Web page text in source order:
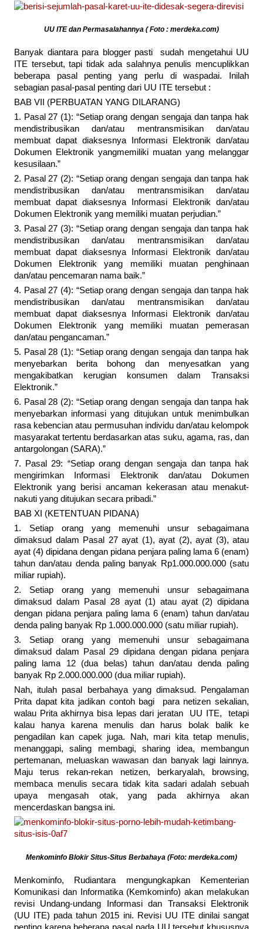
UU ITE dan Permasalahannya ( Foto : merdeka.com)
Banyak diantara para blogger pasti sudah mengetahui UU
ITE tersebut, tapi tidak ada salahnya penulis mencuplikkan
beberapa pasal penting yang perlu di waspadai. Inilah
sebagian pasal-pasal penting dari UU ITE tersebut :
BAB VII (PERBUATAN YANG DILARANG)
1. Pasal 27 (1): “Setiap orang dengan sengaja dan tanpa hak
mendistribusikan dan/atau mentransmisikan dan/atau
membuat dapat diaksesnya Informasi Elektronik dan/atau
Dokumen Elektronik yangmemiliki muatan yang melanggar
kesusilaan.”
2. Pasal 27 (2): “Setiap orang dengan sengaja dan tanpa hak
mendistribusikan dan/atau mentransmisikan dan/atau
membuat dapat diaksesnya Informasi Elektronik dan/atau
Dokumen Elektronik yang memiliki muatan perjudian.”
3. Pasal 27 (3): “Setiap orang dengan sengaja dan tanpa hak
mendistribusikan dan/atau mentransmisikan dan/atau
membuat dapat diaksesnya Informasi Elektronik dan/atau
Dokumen Elektronik yang memiliki muatan penghinaan
dan/atau pencemaran nama baik.”
4. Pasal 27 (4): “Setiap orang dengan sengaja dan tanpa hak
mendistribusikan dan/atau mentransmisikan dan/atau
membuat dapat diaksesnya Informasi Elektronik dan/atau
Dokumen Elektronik yang memiliki muatan pemerasan
dan/atau pengancaman.”
5. Pasal 28 (1): “Setiap orang dengan sengaja dan tanpa hak
menyebarkan berita bohong dan menyesatkan yang
mengakibatkan kerugian konsumen dalam Transaksi
Elektronik.”
6. Pasal 28 (2): “Setiap orang dengan sengaja dan tanpa hak
menyebarkan informasi yang ditujukan untuk menimbulkan
rasa kebencian atau permusuhan individu dan/atau kelompok
masyarakat tertentu berdasarkan atas suku, agama, ras, dan
antargolongan (SARA).”
7. Pasal 29: “Setiap orang dengan sengaja dan tanpa hak
mengirimkan Informasi Elektronik dan/atau Dokumen
Elektronik yang berisi ancaman kekerasan atau menakut-
nakuti yang ditujukan secara pribadi.”
BAB XI (KETENTUAN PIDANA)
1. Setiap orang yang memenuhi unsur sebagaimana
dimaksud dalam Pasal 27 ayat (1), ayat (2), ayat (3), atau
ayat (4) dipidana dengan pidana penjara paling lama 6 (enam)
tahun dan/atau denda paling banyak Rp1.000.000.000 (satu
miliar rupiah).
2. Setiap orang yang memenuhi unsur sebagaimana
dimaksud dalam Pasal 28 ayat (1) atau ayat (2) dipidana
dengan pidana penjara paling lama 6 (enam) tahun dan/atau
denda paling banyak Rp 1.000.000.000 (satu miliar rupiah).
3. Setiap orang yang memenuhi unsur sebagaimana
dimaksud dalam Pasal 29 dipidana dengan pidana penjara
paling lama 12 (dua belas) tahun dan/atau denda paling
banyak Rp 2.000.000.000 (dua miliar rupiah).
Nah, itulah pasal berbahaya yang dimaksud. Pengalaman
Prita dapat kita jadikan contoh bagi para netizen sekalian,
walau Prita akhirnya bisa lepas dari jeratan UU ITE, tetapi
kalau hanya karena menulis dan harus bolak balik ke
pengadilan kan capek juga. Nah, mari kita tetap menulis,
menanggapi, saling membagi, sharing idea, membangun
pertemanan, meluaskan wawasan dan banyak lagi lainnya.
Maju terus rekan-rekan netizen, berkaryalah, browsing,
membaca menulis secara tidak kita sadari adalah sebuah
upaya mengasah otak, yang pada akhirnya akan
mencerdaskan bangsa ini.
Menkominfo Blokir Situs-Situs Berbahaya (Foto: merdeka.com)
Menkominfo, Rudiantara mengungkapkan Kementerian
Komunikasi dan Informatika (Kemkominfo) akan melakukan
revisi Undang-undang Informasi dan Transaksi Elektronik
(UU ITE) pada tahun 2015 ini. Revisi UU ITE dinilai sangat